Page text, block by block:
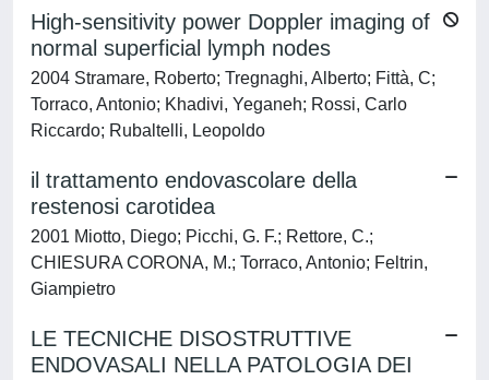
High-sensitivity power Doppler imaging of
normal superficial lymph nodes
2004 Stramare, Roberto; Tregnaghi, Alberto; Fittà, C;
Torraco, Antonio; Khadivi, Yeganeh; Rossi, Carlo
Riccardo; Rubaltelli, Leopoldo
il trattamento endovascolare della
restenosi carotidea
2001 Miotto, Diego; Picchi, G. F.; Rettore, C.;
CHIESURA CORONA, M.; Torraco, Antonio; Feltrin,
Giampietro
LE TECNICHE DISOSTRUTTIVE
ENDOVASALI NELLA PATOLOGIA DEI